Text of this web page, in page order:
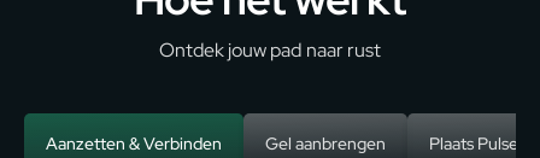
Ontdek jouw pad naar rust
Aanzetten & Verbinden Gel aanbrengen Plaats Pulsetto